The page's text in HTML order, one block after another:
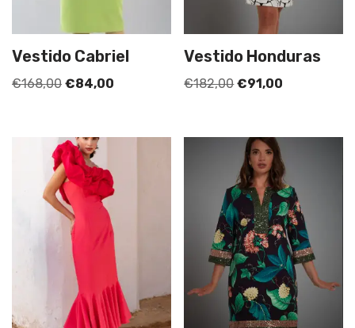
Vestido Cabriel
€168,00 €84,00
Vestido Honduras
€182,00 €91,00